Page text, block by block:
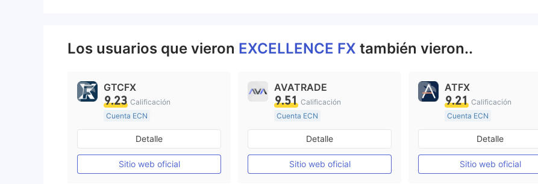
Los usuarios que vieron EXCELLENCE FX también vieron..
GTCFX
9.23 Calificación
Cuenta ECN
De 15 a 20 años
Supervisión en Reino Unido
Creación Mercado Forex (MM)
Licencia completa de MT4
Detalle
Sitio web oficial
AVATRADE
9.51 Calificación
Cuenta ECN
De 15 a 20 años
Supervisión en Australia
Creación Mercado Forex (MM)
Licencia completa de MT4
Detalle
Sitio web oficial
ATFX
9.21 Calificación
Cuenta ECN
De 10 a 15 años
Supervisión en Australia
Licencia completa de MT4
Detalle
Sitio web oficial